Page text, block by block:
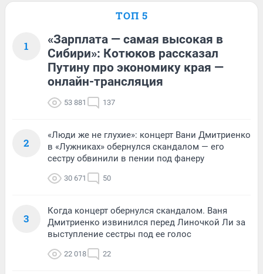
ТОП 5
1
«Зарплата — самая высокая в
Сибири»: Котюков рассказал
Путину про экономику края —
онлайн-трансляция
53 881 137
2
«Люди же не глухие»: концерт Вани Дмитриенко
в «Лужниках» обернулся скандалом — его
сестру обвинили в пении под фанеру
30 671 50
3
Когда концерт обернулся скандалом. Ваня
Дмитриенко извинился перед Линочкой Ли за
выступление сестры под ее голос
22 018 22